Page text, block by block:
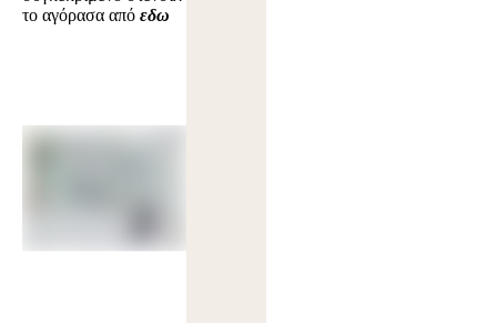
το αγόρασα από εδω